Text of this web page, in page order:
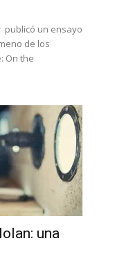
publicó un ensayo
de los
On the
una